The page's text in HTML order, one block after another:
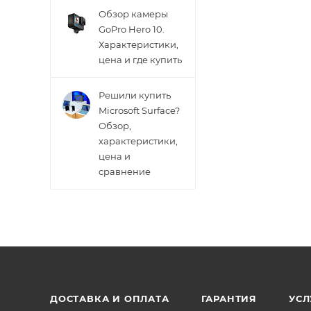
Обзор камеры
GoPro Hero 10.
Характеристики,
цена и где купить
Решили купить
Microsoft Surface?
Обзор,
характеристики,
цена и
сравнение
ДОСТАВКА И ОПЛАТА ГАРАНТИЯ